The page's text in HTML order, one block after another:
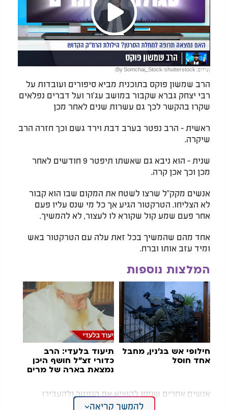
Play
Video
(צילום: By Somchai_Stock/shutterstock)
הרב שמשון פוקס בתוכנית מביא סיפורים ועובדות על
רבי יצחק גברא שקבור במושב עג'ור ועל דברים נפלאים
שקרו בהקשר לכך גם עשרות שנים לאחר מכן
ראשית - הרב נפטר בערב דבת וירד גשם וכך חזרה הרב
שיקרה.
שנית - הוא ניבא גם שאשתו תיפטר 9 חודשים לאחר
מכן וכך אכן קרה.
אנשים מקק"ל שרצו לשטח את המקום שבו הוא קבור
לא הצליחו. הטרקטור הגיע אך כל מי שנס עליו פעם
אחר פעם שמע קול שקורא לו לעצור, לא להמשיך.
אחד מהם שהמשיך בכל זאת עלה עם הטרקטור באש
ומיד עזב אותו וברח.
המלצות נוספות
חילופי אש בג'נין, מחבל
אחד חוסל
תיעוד בלעדי: הרב
כדורי זצ"ל חושף היכן
נמצאת בארה של מרים
אנשים אחרים שניסו להוציא את הנפטר ולהעבירו
למקום אחר נחבלו ביד, האחר ברגל ועוד מקרים משונים
להמשך קריאה